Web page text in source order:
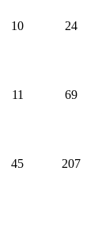
10 24
11 69
45 207